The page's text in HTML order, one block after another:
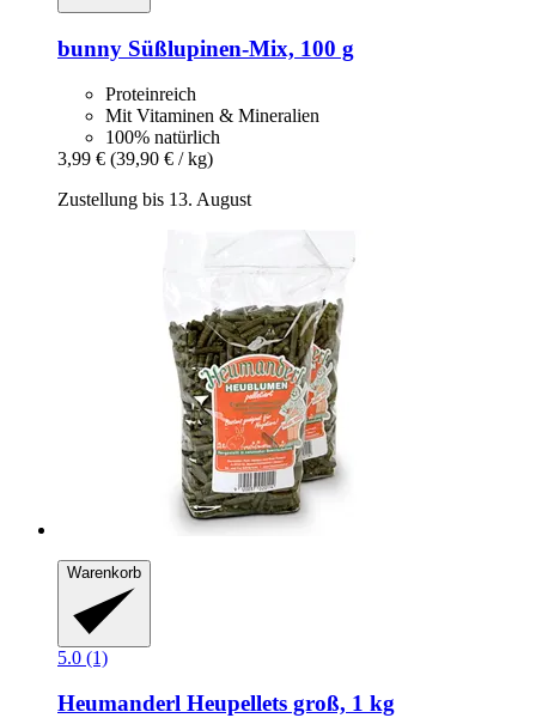
bunny Süßlupinen-​Mix, 100 g
Proteinreich
Mit Vitaminen & Mineralien
100% natürlich
3,99 € (39,90 € / kg)
Zustellung bis 13. August
Warenkorb
5.0 (1)
Heumanderl Heupellets groß, 1 kg